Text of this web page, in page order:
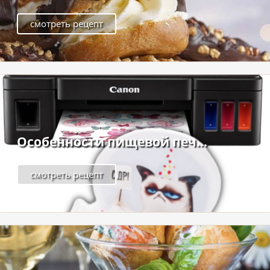
смотреть рецепт
Особенности пищевой печ...
смотреть рецепт